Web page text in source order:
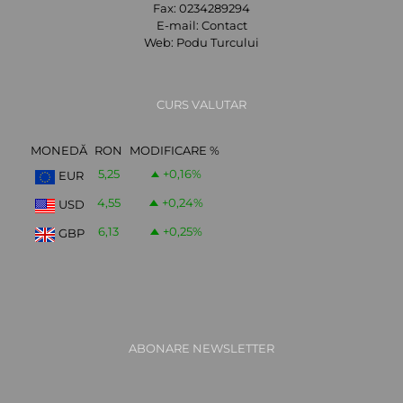
Fax: 0234289294
E-mail: Contact
Web: Podu Turcului
CURS VALUTAR
MONEDĂ RON
MODIFICARE %
EUR
5,25 +0,16%
USD 4,55 +0,24%
GBP 6,13 +0,25%
ABONARE NEWSLETTER